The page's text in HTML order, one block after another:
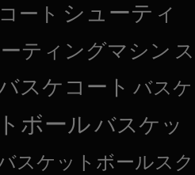
コート シューティ
ティングマシン ス
スケコート バスケ
ボールバスケッ
スケットボールスク